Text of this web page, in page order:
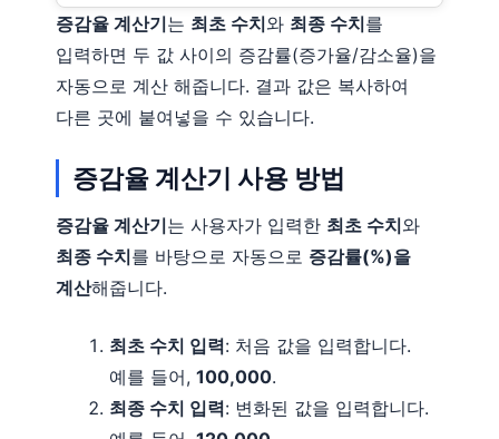
증감율 계산기는 최초 수치와 최종 수치를
입력하면 두 값 사이의 증감률(증가율/감소율)을
자동으로 계산 해줍니다. 결과 값은 복사하여
다른 곳에 붙여넣을 수 있습니다.
증감율 계산기 사용 방법
증감율 계산기는 사용자가 입력한 최초 수치와
최종 수치를 바탕으로 자동으로 증감률(%)을
계산해줍니다.
최초 수치 입력: 처음 값을 입력합니다.
예를 들어, 100,000.
최종 수치 입력: 변화된 값을 입력합니다.